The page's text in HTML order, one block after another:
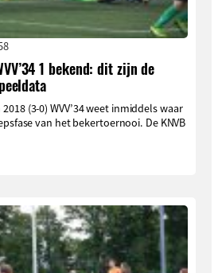
1 bekend: dit zijn de
(3-0) WVV’34 weet inmiddels waar
van het bekertoernooi. De KNVB